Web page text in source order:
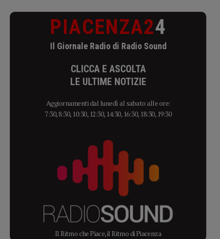
PIACENZA24
Il Giornale Radio di Radio Sound
CLICCA E ASCOLTA
LE ULTIME NOTIZIE
Aggiornamenti dal lunedì al sabato alle ore:
7:30, 8:30, 10:30, 12:30, 14:30, 16:30, 18:30, 19:30
Il Ritmo che Piace, il Ritmo di Piacenza